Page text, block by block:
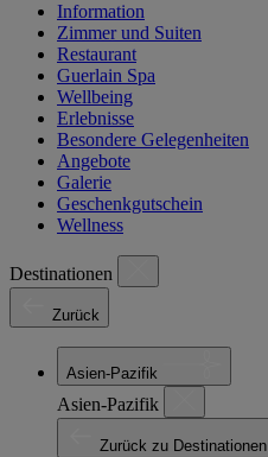
Information
Zimmer und Suiten
Restaurant
Guerlain Spa
Wellbeing
Erlebnisse
Besondere Gelegenheiten
Angebote
Galerie
Geschenkgutschein
Wellness
Destinationen
Zurück
Asien-Pazifik
Asien-Pazifik
Zurück zu Destinationen